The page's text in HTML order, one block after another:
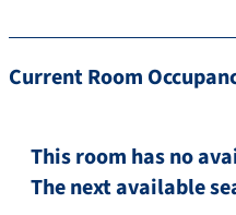
Current Room
This room has no
The next available